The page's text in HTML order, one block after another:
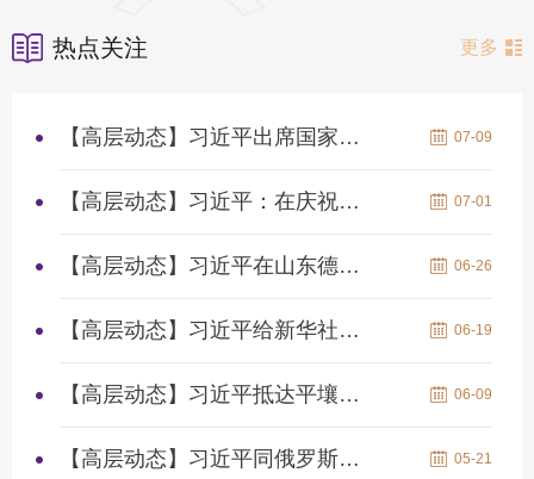
热点关注 更多
07-09
【高层动态】习近平出席国家科学技术奖励大会两院院士大会中国科...
07-01
【高层动态】习近平：在庆祝中国共产党成立105周年大会上的讲话
06-26
【高层动态】习近平在山东德州考察
06-19
【高层动态】习近平给新华社老党员张连生回信强调 传承红色基因 ...
06-09
【高层动态】习近平抵达平壤开始对朝鲜进行国事访问
05-21
【高层动态】习近平同俄罗斯总统普京会谈